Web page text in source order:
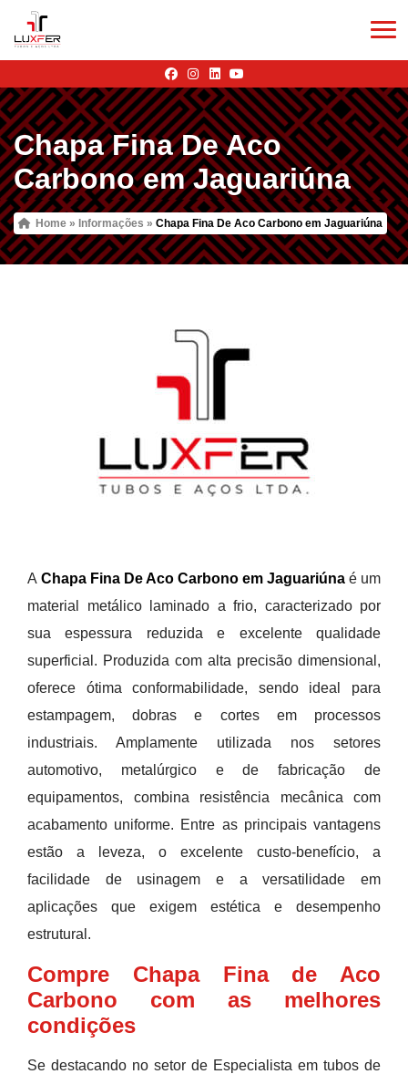
Chapa Fina De Aco
Carbono em Jaguariúna
Home » Informações » Chapa Fina De Aco Carbono em Jaguariúna
A Chapa Fina De Aco Carbono em Jaguariúna é um
material metálico laminado a frio, caracterizado por
sua espessura reduzida e excelente qualidade
superficial. Produzida com alta precisão dimensional,
oferece ótima conformabilidade, sendo ideal para
estampagem, dobras e cortes em processos
industriais. Amplamente utilizada nos setores
automotivo, metalúrgico e de fabricação de
equipamentos, combina resistência mecânica com
acabamento uniforme. Entre as principais vantagens
estão a leveza, o excelente custo-benefício, a
facilidade de usinagem e a versatilidade em
aplicações que exigem estética e desempenho
estrutural.
Compre Chapa Fina de Aco
Carbono com as melhores
condições
Se destacando no setor de Especialista em tubos de